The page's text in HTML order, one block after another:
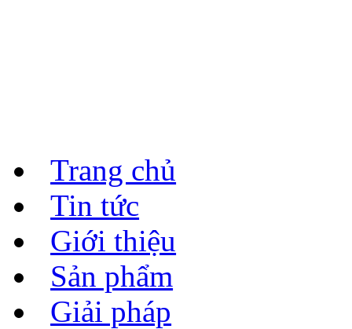
Trang chủ
Tin tức
Giới thiệu
Sản phẩm
Giải pháp